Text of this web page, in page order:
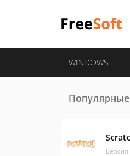
WINDOWS